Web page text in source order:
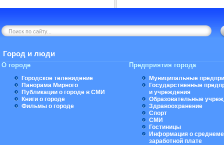
Город и люди
О городе
Городское телевидение
Панорама Мирного
Публикации о городе в СМИ
Книги о городе
Фильмы о городе
Предприятия города
Муниципальные
Государственные
и учреждения
Образовательные
Здравоохранение
Спорт
СМИ
Гостиницы
Информация о
заработной плате